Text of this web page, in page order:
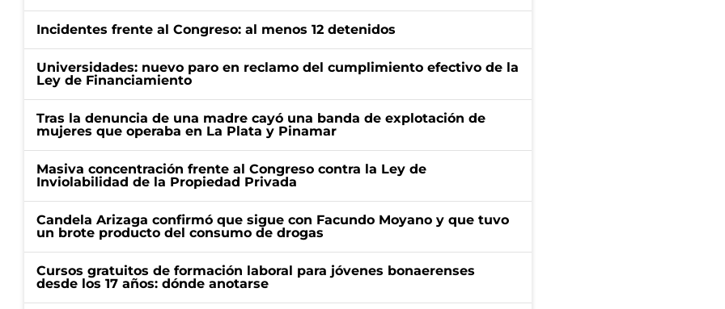
Incidentes frente al Congreso: al menos 12 detenidos
Universidades: nuevo paro en reclamo del cumplimiento efectivo de la
Ley de Financiamiento
Tras la denuncia de una madre cayó una banda de explotación de
mujeres que operaba en La Plata y Pinamar
Masiva concentración frente al Congreso contra la Ley de
Inviolabilidad de la Propiedad Privada
Candela Arizaga confirmó que sigue con Facundo Moyano y que tuvo
un brote producto del consumo de drogas
Cursos gratuitos de formación laboral para jóvenes bonaerenses
desde los 17 años: dónde anotarse